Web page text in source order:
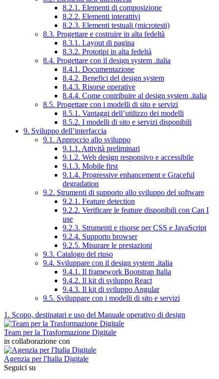
8.2.1. Elementi di composizione
8.2.2. Elementi interattivi
8.2.3. Elementi testuali (microtesti)
8.3. Progettare e costruire in alta fedeltà
8.3.1. Layout di pagina
8.3.2. Prototipi in alta fedeltà
8.4. Progettare con il design system .italia
8.4.1. Documentazione
8.4.2. Benefici del design system
8.4.3. Risorse operative
8.4.4. Come contribuire al design system .italia
8.5. Progettare con i modelli di sito e servizi
8.5.1. Vantaggi dell’utilizzo dei modelli
8.5.2. I modelli di sito e servizi disponibili
9. Sviluppo dell’interfaccia
9.1. Approccio allo sviluppo
9.1.1. Attività preliminari
9.1.2. Web design responsivo e accessibile
9.1.3. Mobile first
9.1.4. Progressive enhancement e Graceful
degradation
9.2. Strumenti di supporto allo sviluppo del software
9.2.1. Feature detection
9.2.2. Verificare le feature disponibili con Can I
use
9.2.3. Strumenti e risorse per CSS e JavaScript
9.2.4. Supporto browser
9.2.5. Misurare le prestazioni
9.3. Catalogo del riuso
9.4. Sviluppare con il design system .italia
9.4.1. Il framework Bootstrap Italia
9.4.2. Il kit di sviluppo React
9.4.3. Il kit di sviluppo Angular
9.5. Sviluppare con i modelli di sito e servizi
1. Scopo, destinatari e uso del Manuale operativo di design
Team per la Trasformazione Digitale
in collaborazione con
Agenzia per l'Italia Digitale
Seguici su